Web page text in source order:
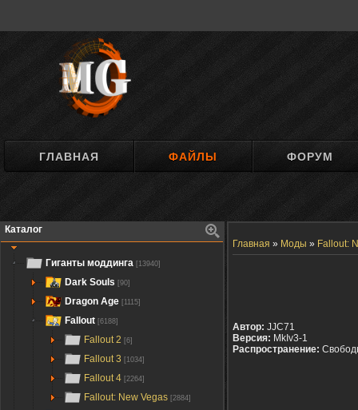
ГЛАВНАЯ ФАЙЛЫ ФОРУМ
Каталог
Гиганты моддинга [13940]
Dark Souls [90]
Dragon Age [1115]
Fallout [6188]
Fallout 2 [6]
Fallout 3 [1034]
Fallout 4 [2264]
Fallout: New Vegas [2884]
Главная » Моды » Fallout:
Автор: JJC71
Версия: MkIv3-1
Распространение: